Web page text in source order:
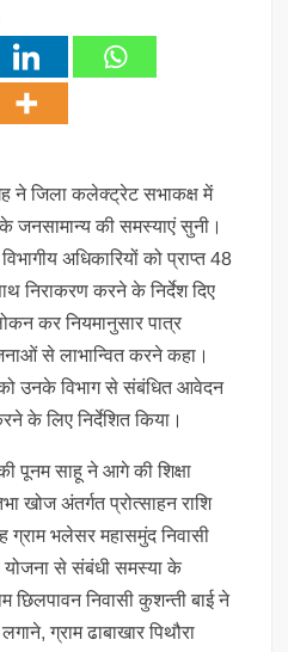
ने जिला कलेक्ट्रेट सभाकक्ष में
जनसामान्य की समस्याएं सुनी।
अधिकारियों को प्राप्त 48
निराकरण करने के निर्देश दिए
कर नियमानुसार पात्र
से लाभान्वित करने कहा।
उनके विभाग से संबंधित आवेदन
के लिए निर्देशित किया।
पूनम साहू ने आगे की शिक्षा
खोज अंतर्गत प्रोत्साहन राशि
भलेसर महासमुंद निवासी
योजना से संबंधी समस्या के
छिलपावन निवासी कुशन्ती बाई ने
ग्राम ढाबाखार पिथौरा